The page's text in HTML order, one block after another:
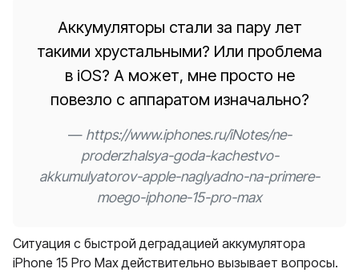
Аккумуляторы стали за пару лет
такими хрустальными? Или проблема
в iOS? А может, мне просто не
повезло с аппаратом изначально?
https://www.iphones.ru/iNotes/ne-
proderzhalsya-goda-kachestvo-
akkumulyatorov-apple-naglyadno-na-primere-
moego-iphone-15-pro-max
Ситуация с быстрой деградацией аккумулятора
iPhone 15 Pro Max действительно вызывает вопросы.